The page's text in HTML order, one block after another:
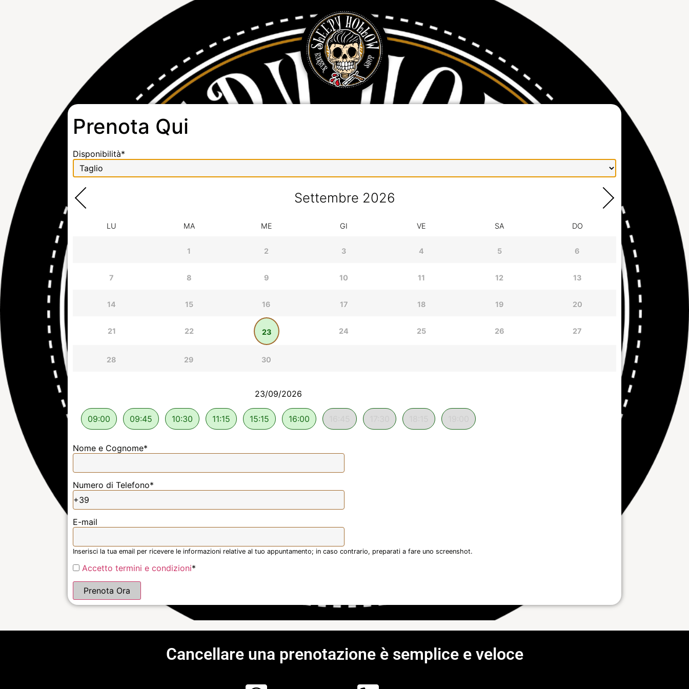
Prenota Qui
Disponibilità*
Settembre 2026
LU MA ME GI VE SA DO
1 2 3 4 5 6
7 8 9 10 11 12 13
14 15 16 17 18 19 20
21 22 23 24 25 26 27
28 29 30
23/09/2026
09:00 09:45 10:30 11:15 15:15 16:00
Nome e Cognome*
Numero di Telefono*
E-mail
Inserisci la tua email per ricevere le informazioni relative al tuo appuntamento; in caso contrario, preparati a fare uno screenshot.
Accetto termini e condizioni*
Prenota Ora
Cancellare una prenotazione è semplice e veloce